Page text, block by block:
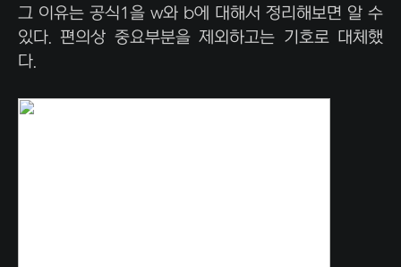
그 이유는 공식1을 w와 b에 대해서 정리해보면 알 수
있다. 편의상 중요부분을 제외하고는 기호로 대체했
다.